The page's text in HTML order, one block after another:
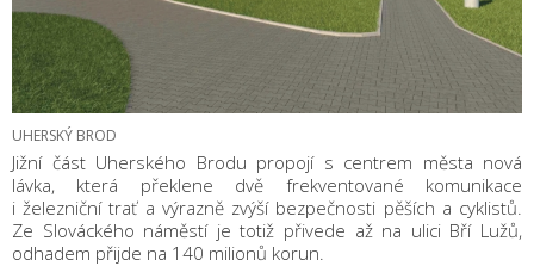
UHERSKÝ BROD
Jižní část Uherského Brodu propojí s centrem města nová
lávka, která překlene dvě frekventované komunikace
i železniční trať a výrazně zvýší bezpečnosti pěších a cyklistů.
Ze Slováckého náměstí je totiž přivede až na ulici Bří Lužů,
odhadem přijde na 140 milionů korun.